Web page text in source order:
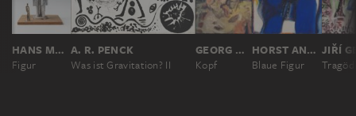
HANS METTEL
Figur
A. R. PENCK
Was ist Gravitation? II
GEORG BASELITZ
Kopf
HORST ANTES
Blaue Figur